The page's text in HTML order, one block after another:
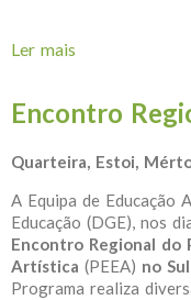
Ler mais
Encontro
Quarteira, Estoi,
A Equipa de Educação
Educação (DGE), nos
Encontro Regional do
Artística (PEEA) no Sul
Programa realiza